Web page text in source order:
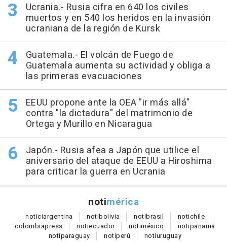
Ucrania.- Rusia cifra en 640 los civiles
muertos y en 540 los heridos en la invasión
ucraniana de la región de Kursk
Guatemala.- El volcán de Fuego de
Guatemala aumenta su actividad y obliga a
las primeras evacuaciones
EEUU propone ante la OEA "ir más allá"
contra "la dictadura" del matrimonio de
Ortega y Murillo en Nicaragua
Japón.- Rusia afea a Japón que utilice el
aniversario del ataque de EEUU a Hiroshima
para criticar la guerra en Ucrania
notimérica
noticiargentina notibolivia notibrasil notichile
colombiapress notiecuador notiméxico notipanama
notiparaguay notiperú notiuruguay